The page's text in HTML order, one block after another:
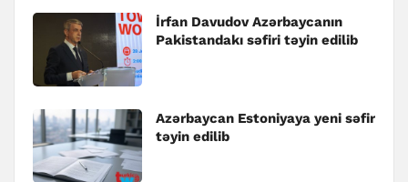
İrfan Davudov Azərbaycanın
Pakistandakı səfiri təyin edilib
Azərbaycan Estoniyaya yeni səfir
təyin edilib